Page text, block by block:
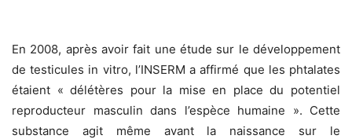
En 2008, après avoir fait une étude sur le développement
de testicules in vitro, l’INSERM a affirmé que les phtalates
étaient « délétères pour la mise en place du potentiel
reproducteur masculin dans l’espèce humaine ». Cette
substance agit même avant la naissance sur le